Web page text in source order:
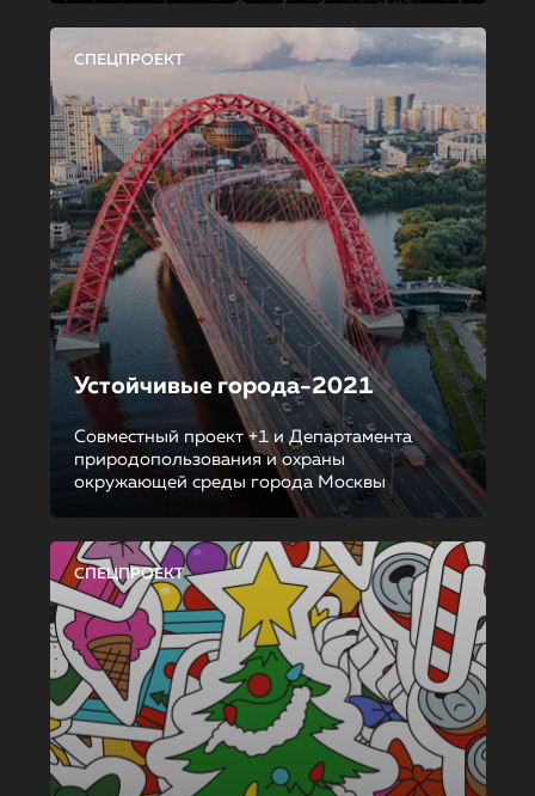
СПЕЦПРОЕКТ
Устойчивые города-2021
Совместный проект +1 и Департамента
природопользования и охраны
окружающей среды города Москвы
СПЕЦПРОЕКТ